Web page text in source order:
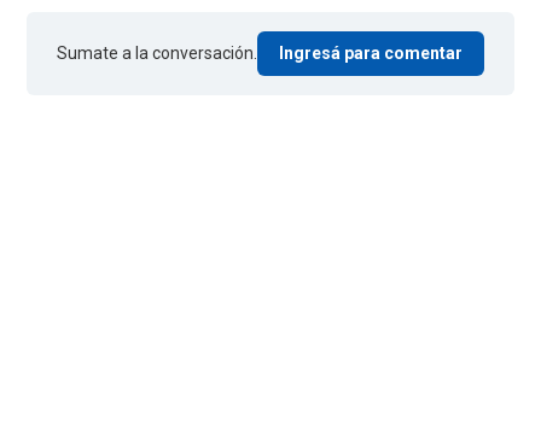
Sumate a la conversación. Ingresá para comentar